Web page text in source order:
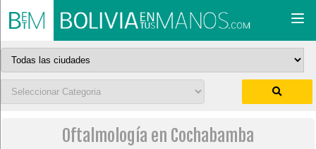
Oftalmología en Cochabamba